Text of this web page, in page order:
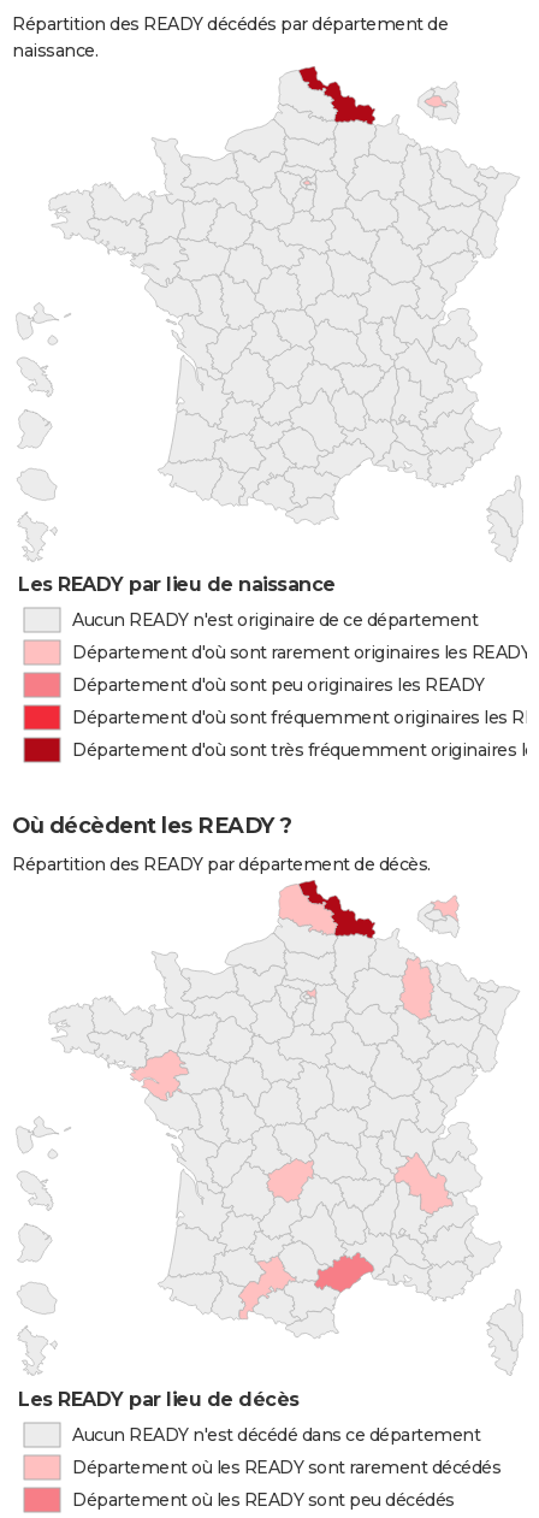
Répartition des READY décédés par département de
naissance.
Les READY par lieu de naissance
Aucun READY n'est originaire de ce département
Département d'où sont rarement originaires les READY
Département d'où sont peu originaires les READY
Département d'où sont fréquemment originaires les
Département d'où sont très fréquemment originaires
Où décèdent les READY ?
Répartition des READY par département de décès.
Les READY par lieu de décès
Aucun READY n'est décédé dans ce département
Département où les READY sont rarement décédés
Département où les READY sont peu décédés